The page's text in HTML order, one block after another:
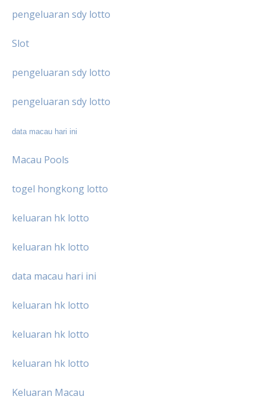
pengeluaran sdy lotto
Slot
pengeluaran sdy lotto
pengeluaran sdy lotto
data macau hari ini
Macau Pools
togel hongkong lotto
keluaran hk lotto
keluaran hk lotto
data macau hari ini
keluaran hk lotto
keluaran hk lotto
keluaran hk lotto
Keluaran Macau